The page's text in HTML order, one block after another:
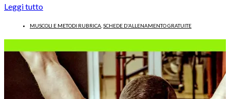
Leggi tutto
MUSCOLI E METODI RUBRICA SCHEDE D'ALLENAMENTO GRATUITE